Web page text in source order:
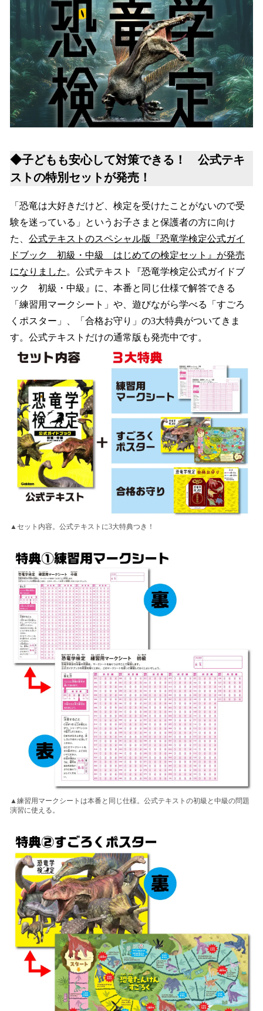
◆子どもも安心して対策できる！ 公式テキ
ストの特別セットが発売！
「恐竜は大好きだけど、検定を受けたことがないので受
験を迷っている」というお子さまと保護者の方に向け
た、 公式テキストのスペシャル版『恐竜学検定公式ガイ
ドブック 初級・中級 はじめての検定セット』が発売
になりました 。公式テキスト『恐竜学検定公式ガイドブ
ック 初級・中級』に、本番と同じ仕様で解答できる
「練習用マークシート」や、遊びながら学べる「すごろ
くポスター」、「合格お守り」の3大特典がついてきま
す。公式テキストだけの通常版も発売中です。
▲セット内容。公式テキストに3大特典つき！
▲練習用マークシートは本番と同じ仕様。公式テキストの初級と中級の問題
演習に使える。